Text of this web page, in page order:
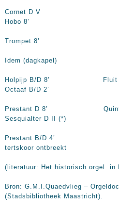
Hobo 8’
Trompet 8’
Idem (dagkapel)
Holpijp B/D 8’
Octaaf B/D 2’
Prestant D 8’
Sesquialter D II (*)
Prestant
tertskoor ontbreekt
(literatuur: Het historisch orgel in
Bron: G.M.I.Quaedvlieg –
(Stadsbibliotheek Maastricht).